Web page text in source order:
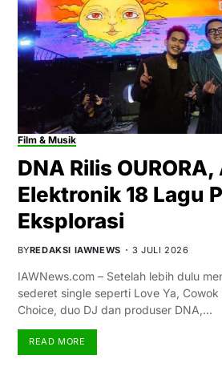
Film & Musik
DNA Rilis
Elektronik 18 Lagu
Eksplorasi
BYREDAKSI IAWNEWS 3 JULI 2026
IAWNews.com – Setelah lebih dulu
sederet single seperti Love Ya,
Choice, duo DJ dan produser DNA,…
READ MORE